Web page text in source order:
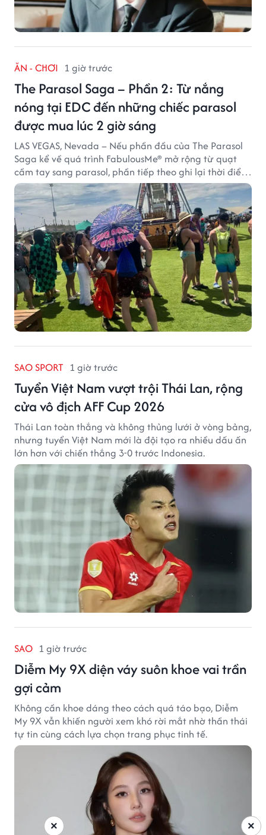
ĂN - CHƠI 1 giờ trước
The Parasol Saga – Phần 2: Từ nắng
nóng tại EDC đến những chiếc parasol
được mua lúc 2 giờ sáng
LAS VEGAS, Nevada – Nếu phần đầu của The Parasol
Saga kể về quá trình FabulousMe® mở rộng từ quạt
cầm tay sang parasol, phần tiếp theo ghi lại thời điểm
sản phẩm được thị trường đón nhận và dần vượt khỏi
công năng che nắng thông thường.
SAO SPORT 1 giờ trước
Tuyển Việt Nam vượt trội Thái Lan, rộng
cửa vô địch AFF Cup 2026
Thái Lan toàn thắng và không thủng lưới ở vòng bảng,
nhưng tuyển Việt Nam mới là đội tạo ra nhiều dấu ấn
lớn hơn với chiến thắng 3-0 trước Indonesia.
SAO 1 giờ trước
Diễm My 9X diện váy suôn khoe vai trần
gợi cảm
Không cần khoe dáng theo cách quá táo bạo, Diễm
My 9X vẫn khiến người xem khó rời mắt nhờ thần thái
tự tin cùng cách lựa chọn trang phục tinh tế.
×
×